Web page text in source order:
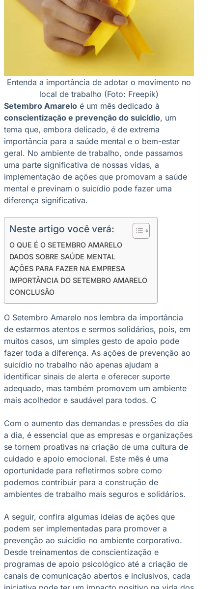
Entenda a importância de adotar o movimento no
local de trabalho (Foto: Freepik)
Setembro Amarelo é um mês dedicado à
conscientização e prevenção do suicídio, um
tema que, embora delicado, é de extrema
importância para a saúde mental e o bem-estar
geral. No ambiente de trabalho, onde passamos
uma parte significativa de nossas vidas, a
implementação de ações que promovam a saúde
mental e previnam o suicídio pode fazer uma
diferença significativa.
Neste artigo você verá:
O QUE É O SETEMBRO AMARELO
DADOS SOBRE SAÚDE MENTAL
AÇÕES PARA FAZER NA EMPRESA
IMPORTÂNCIA DO SETEMBRO AMARELO
CONCLUSÃO
O Setembro Amarelo nos lembra da importância
de estarmos atentos e sermos solidários, pois, em
muitos casos, um simples gesto de apoio pode
fazer toda a diferença. As ações de prevenção ao
suicídio no trabalho não apenas ajudam a
identificar sinais de alerta e oferecer suporte
adequado, mas também promovem um ambiente
mais acolhedor e saudável para todos. C
Com o aumento das demandas e pressões do dia
a dia, é essencial que as empresas e organizações
se tornem proativas na criação de uma cultura de
cuidado e apoio emocional. Este mês é uma
oportunidade para refletirmos sobre como
podemos contribuir para a construção de
ambientes de trabalho mais seguros e solidários.
A seguir, confira algumas ideias de ações que
podem ser implementadas para promover a
prevenção ao suicídio no ambiente corporativo.
Desde treinamentos de conscientização e
programas de apoio psicológico até a criação de
canais de comunicação abertos e inclusivos, cada